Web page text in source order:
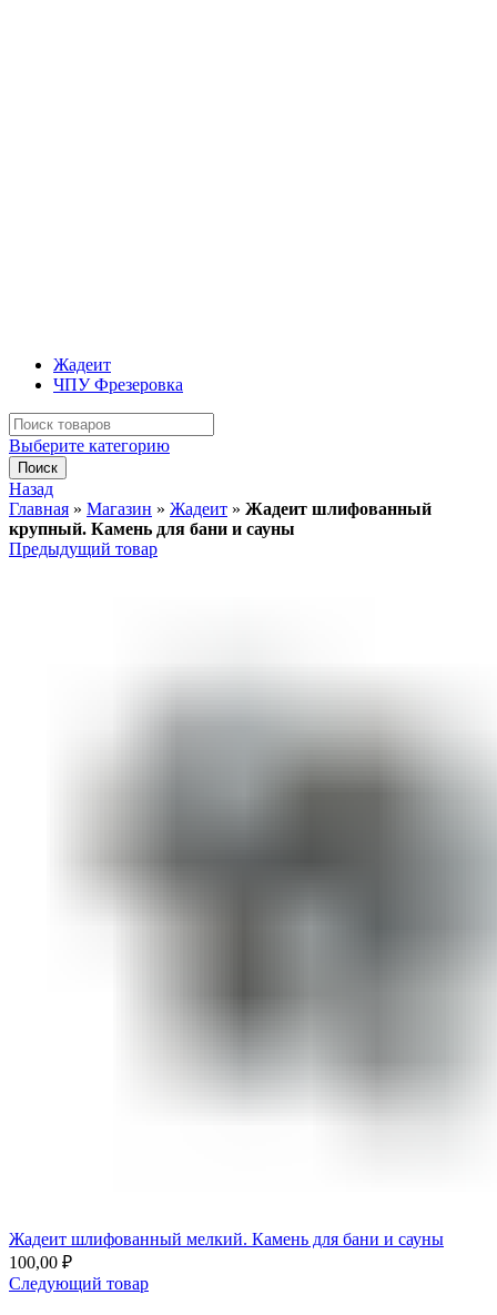
Жадеит
ЧПУ Фрезеровка
Искать:
Выберите категорию
Поиск
Назад
Главная » Магазин » Жадеит » Жадеит шлифованный
крупный. Камень для бани и сауны
Предыдущий товар
Жадеит шлифованный мелкий. Камень для бани и сауны
100,00 ₽
Следующий товар